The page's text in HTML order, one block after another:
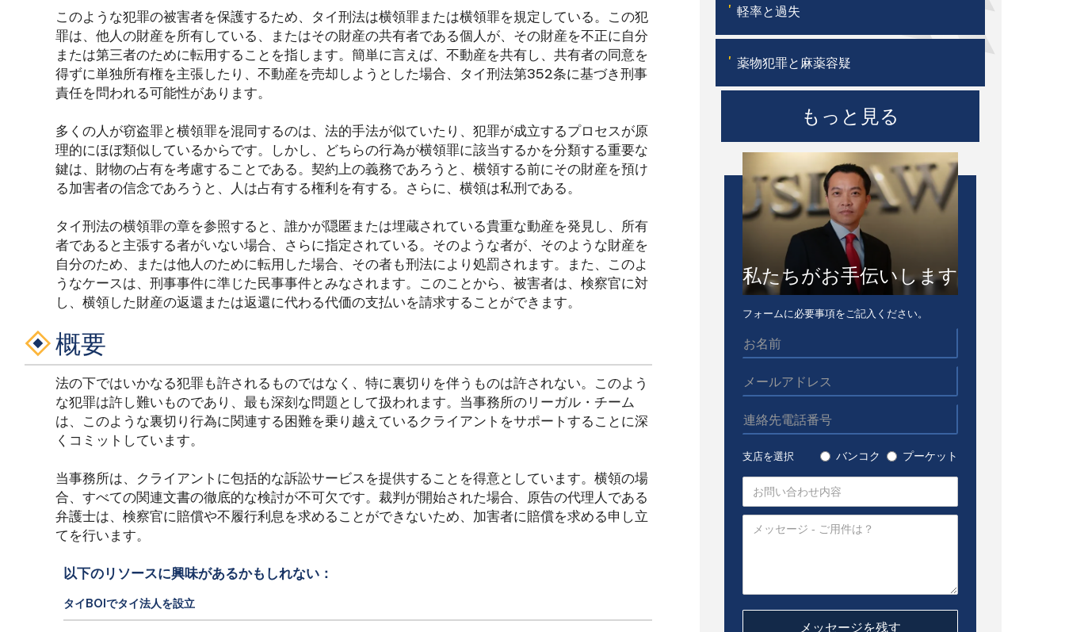
このような犯罪の被害者を保護するため、タイ刑法は横領罪または横領罪を規定している。この犯
罪は、他人の財産を所有している、またはその財産の共有者である個人が、その財産を不正に自分
または第三者のために転用することを指します。簡単に言えば、不動産を共有し、共有者の同意を
得ずに単独所有権を主張したり、不動産を売却しようとした場合、タイ刑法第352条に基づき刑事
責任を問われる可能性があります。
多くの人が窃盗罪と横領罪を混同するのは、法的手法が似ていたり、犯罪が成立するプロセスが原
理的にほぼ類似しているからです。しかし、どちらの行為が横領罪に該当するかを分類する重要な
鍵は、財物の占有を考慮することである。契約上の義務であろうと、横領する前にその財産を預け
る加害者の信念であろうと、人は占有する権利を有する。さらに、横領は私刑である。
タイ刑法の横領罪の章を参照すると、誰かが隠匿または埋蔵されている貴重な動産を発見し、所有
者であると主張する者がいない場合、さらに指定されている。そのような者が、そのような財産を
自分のため、または他人のために転用した場合、その者も刑法により処罰されます。また、このよ
うなケースは、刑事事件に準じた民事事件とみなされます。このことから、被害者は、検察官に対
し、横領した財産の返還または返還に代わる代価の支払いを請求することができます。
概要
法の下ではいかなる犯罪も許されるものではなく、特に裏切りを伴うものは許されない。このよう
な犯罪は許し難いものであり、最も深刻な問題として扱われます。当事務所のリーガル・チーム
は、このような裏切り行為に関連する困難を乗り越えているクライアントをサポートすることに深
くコミットしています。
当事務所は、クライアントに包括的な訴訟サービスを提供することを得意としています。横領の場
合、すべての関連文書の徹底的な検討が不可欠です。裁判が開始された場合、原告の代理人である
弁護士は、検察官に賠償や不履行利息を求めることができないため、加害者に賠償を求める申し立
てを行います。
以下のリソースに興味があるかもしれない：
タイBOIでタイ法人を設立
' 軽率と過失
' 薬物犯罪と麻薬容疑
もっと見る
私たちがお手伝いします
フォームに必要事項をご記入ください。
支店を選択 バンコク プーケット